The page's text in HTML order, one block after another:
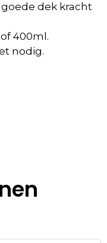
dek kracht
400ml.
nodig.